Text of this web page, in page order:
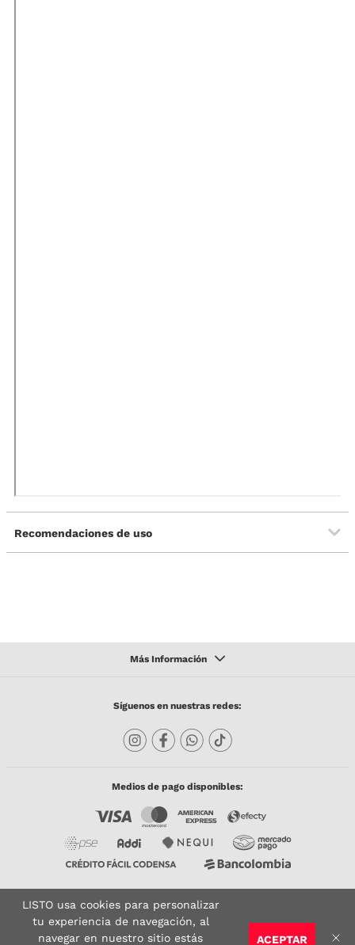
Recomendaciones de uso
Síguenos en nuestras redes:
Medios de pago disponibles:
Copyright © 2023 TODACO S.A.S. Listo Mundo Cerámico. All Rights Reserved. Powered
by
Sitio seguro: Vigilado por: Certificado:
ACEPTAR
LISTO usa cookies para personalizar
tu experiencia de navegación, al
navegar en nuestro sitio estás